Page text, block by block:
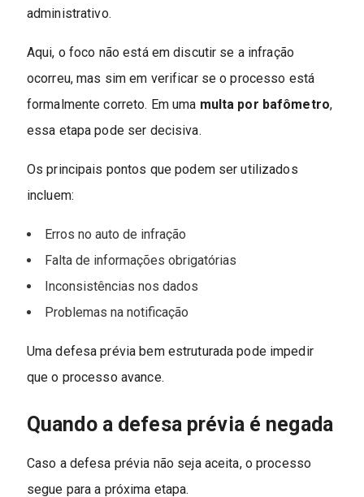
administrativo.
Aqui, o foco não está em discutir se a infração
ocorreu, mas sim em verificar se o processo está
formalmente correto. Em uma multa por bafômetro,
essa etapa pode ser decisiva.
Os principais pontos que podem ser utilizados
incluem:
Erros no auto de infração
Falta de informações obrigatórias
Inconsistências nos dados
Problemas na notificação
Uma defesa prévia bem estruturada pode impedir
que o processo avance.
Quando a defesa prévia é negada
Caso a defesa prévia não seja aceita, o processo
segue para a próxima etapa.